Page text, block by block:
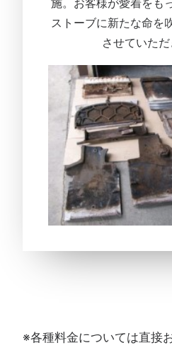
施。 お客様が愛着をも
ストーブに新たな命を
させていただ
※各種料金については直接